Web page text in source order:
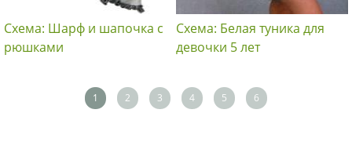
Схема: Шарф и шапочка с
рюшками
Схема: Белая туника для
девочки 5 лет
1 2 3 4 5 6